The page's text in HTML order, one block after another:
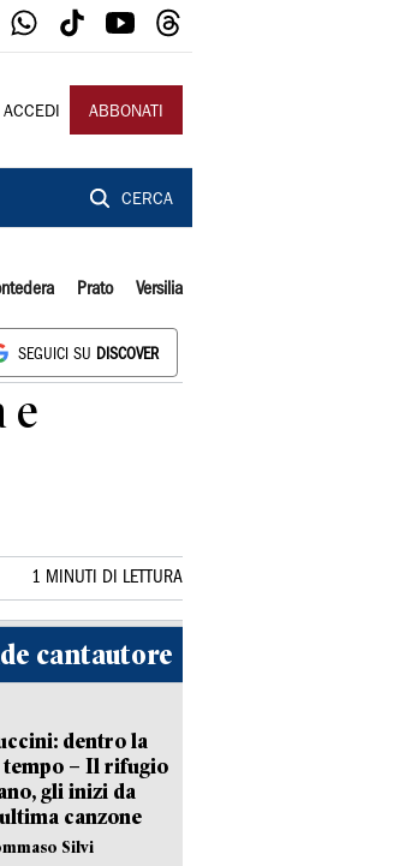
ACCEDI ABBONATI
CERCA
Prato Versilia
SEGUICI SU DISCOVER
e
1 MINUTI DI LETTURA
cantautore
dentro la
tempo – Il rifugio
gli inizi da
canzone
Silvi